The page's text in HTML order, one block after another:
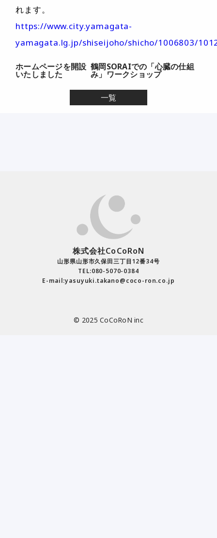
れます。
https://www.city.yamagata-
yamagata.lg.jp/shiseijoho/shicho/1006803/
ホームページを開設
いたしました
鶴岡SORAIでの「心臓の仕組
み」ワークショップ
一覧
株式会社CoCoRoN
山形県山形市久保田三丁目12番34号
TEL:080-5070-0384
E-mail:yasuyuki.takano@coco-ron.co.jp
© 2025 CoCoRoN inc